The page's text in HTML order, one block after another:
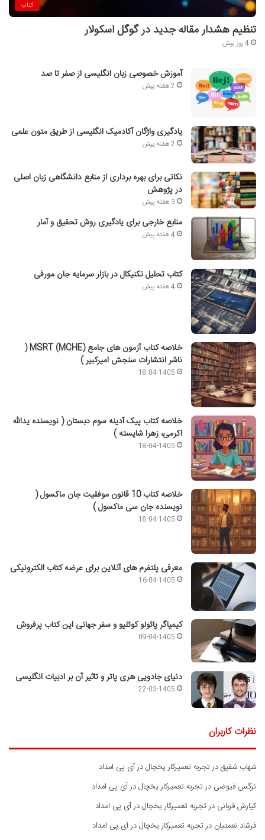
کتاب
تنظیم هشدار مقاله جدید در گوگل اسکولار
4 روز پیش
آموزش خصوصی زبان انگلیسی از صفر تا صد
2 هفته پیش
یادگیری واژگان آکادمیک انگلیسی از طریق متون علمی
2 هفته پیش
نکاتی برای بهره برداری از منابع دانشگاهی زبان اصلی
در پژوهش
3 هفته پیش
منابع خارجی برای یادگیری روش تحقیق و آمار
4 هفته پیش
کتاب تحلیل تکنیکال در بازار سرمایه جان مورفی
4 هفته پیش
خلاصه کتاب آزمون های جامع MSRT (MCHE) (
ناشر انتشارات سنجش امیرکبیر )
18-04-1405
خلاصه کتاب پیک آدینه سوم دبستان ( نویسنده یدالله
اکرمی، زهرا شایسته )
18-04-1405
خلاصه کتاب 10 قانون موفقیت جان ماکسول (
نویسنده جان سی ماکسول )
18-04-1405
معرفی پلتفرم های آنلاین برای عرضه کتاب الکترونیکی
16-04-1405
کیمیاگر پائولو کوئلیو و سفر جهانی این کتاب پرفروش
09-04-1405
دنیای جادویی هری پاتر و تاثیر آن بر ادبیات انگلیسی
22-03-1405
نظرات کاربران
شهاب شفیقدرتجربه تعمیرکار یخچال در آی پی امداد
نرگس فیوضی درتجربه تعمیرکار یخچال در آی پی امداد
کیارش قربانی درتجربه تعمیرکار یخچال در آی پی امداد
فرشاد نعمتیان درتجربه تعمیرکار یخچال در آی پی امداد